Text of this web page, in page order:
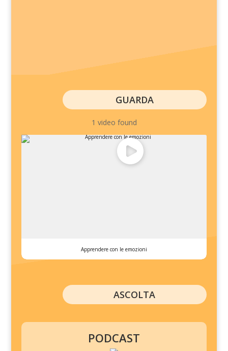
GUARDA
1 video found
Apprendere con le emozioni
ASCOLTA
PODCAST